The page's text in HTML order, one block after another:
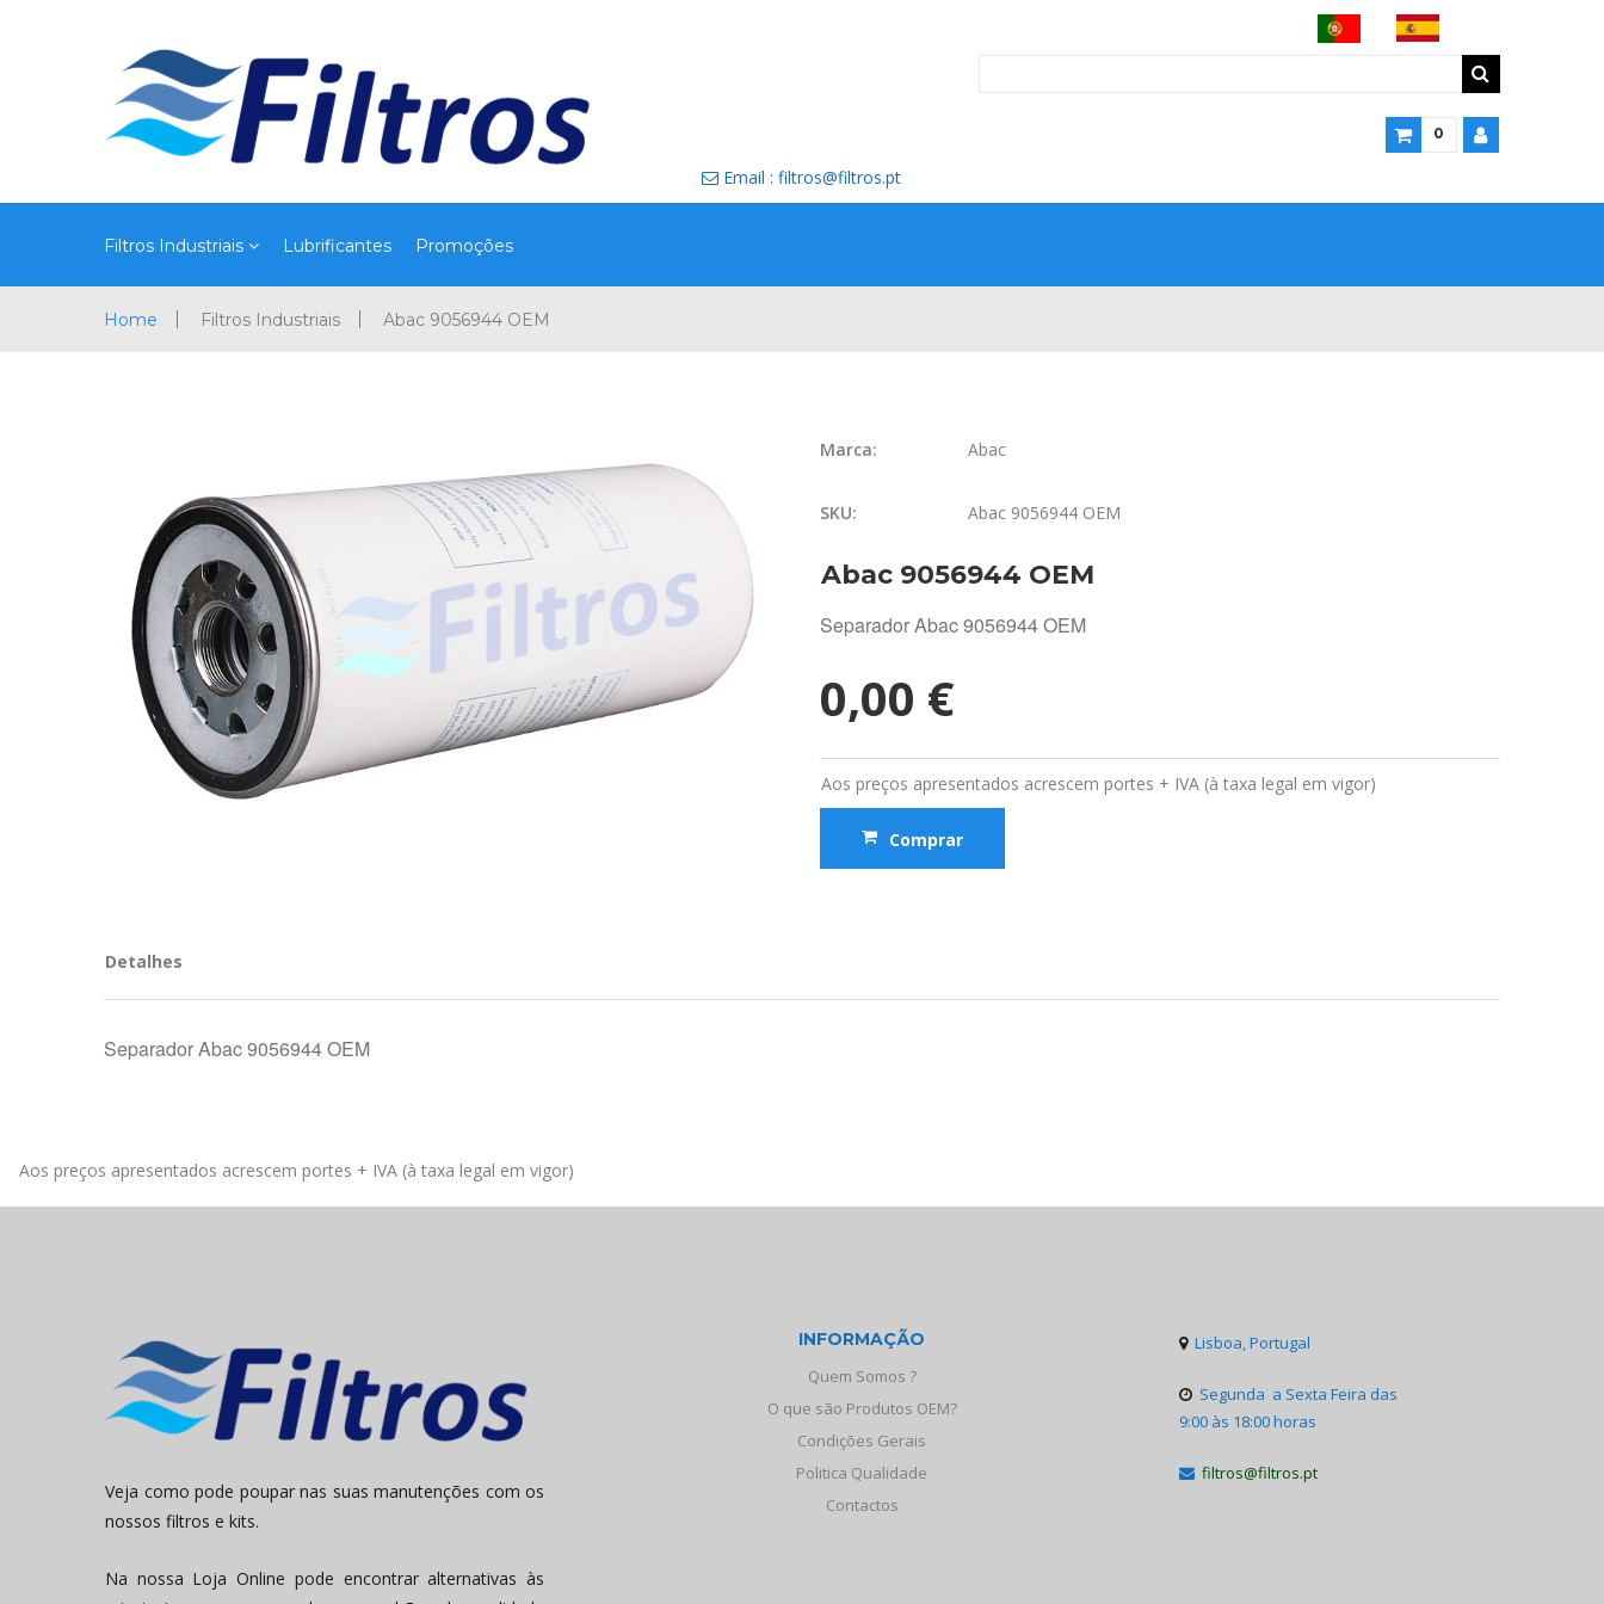
0
 Email : filtros@filtros.pt
Filtros Industriais Lubrificantes Promoções
Home Filtros Industriais Abac 9056944 OEM
Marca: Abac
SKU: Abac 9056944 OEM
Abac 9056944 OEM
Separador Abac 9056944 OEM
0,00 €
Aos preços apresentados acrescem portes + IVA (à taxa legal em vigor)
Comprar
Detalhes
Separador Abac 9056944 OEM
Aos preços apresentados acrescem portes + IVA (à taxa legal em vigor)
Veja como pode poupar nas suas manutenções com os
nossos filtros e kits.
Na nossa Loja Online pode encontrar alternativas às
INFORMAÇÃO
Quem Somos ?
O que são Produtos OEM?
Condições Gerais
Politica Qualidade
Contactos
 Lisboa, Portugal
 Segunda a Sexta Feira das
9:00 às 18:00 horas
 filtros@filtros.pt